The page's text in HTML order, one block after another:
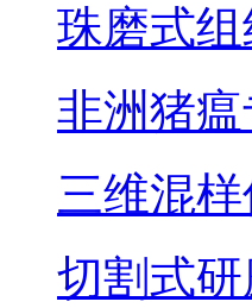
珠磨式
非洲猪
三维混样
切割式研